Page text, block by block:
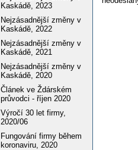
Kaskádě, 2023
Nejzásadnější změny v
Kaskádě, 2022
Nejzásadnější změny v
Kaskádě, 2021
Nejzásadnější změny v
Kaskádě, 2020
Článek ve Ždárském
průvodci - říjen 2020
Výročí 30 let firmy,
2020/06
Fungování firmy během
koronaviru, 2020